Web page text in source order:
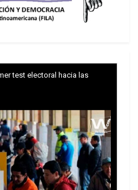
18 por ciento, y
de la escala salarial
ingreso nacional de los
por ciento en 1979), lo
del 20 por ciento mas
total que recibe el 80
test electoral hacia las